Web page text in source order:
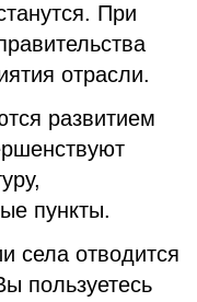
При
отрасли.
развитием
пункты.
села отводится
пользуетесь